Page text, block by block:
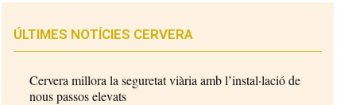
ÚLTIMES NOTÍCIES CERVERA
Cervera millora la seguretat viària amb l’instal·lació de
nous passos elevats